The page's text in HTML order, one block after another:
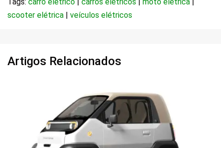
scooter elétrica
veículos elétricos
Artigos Relacionados